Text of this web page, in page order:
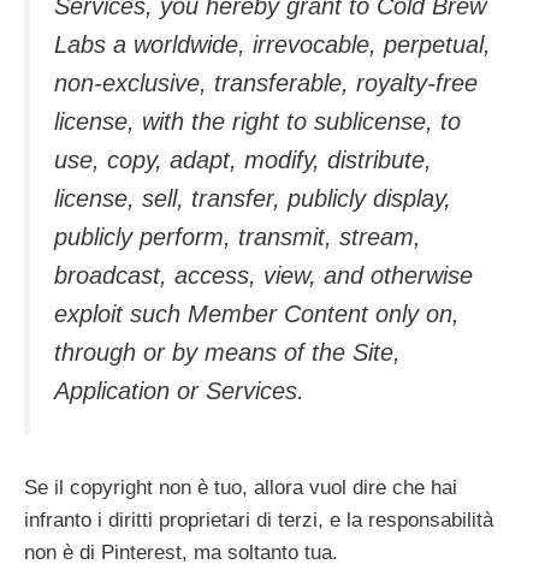
Services, you hereby grant to Cold Brew
Labs a worldwide, irrevocable, perpetual,
non-exclusive, transferable, royalty-free
license, with the right to sublicense, to
use, copy, adapt, modify, distribute,
license, sell, transfer, publicly display,
publicly perform, transmit, stream,
broadcast, access, view, and otherwise
exploit such Member Content only on,
through or by means of the Site,
Application or Services.
Se il copyright non è tuo, allora vuol dire che hai
infranto i diritti proprietari di terzi, e la responsabilità
non è di Pinterest, ma soltanto tua.